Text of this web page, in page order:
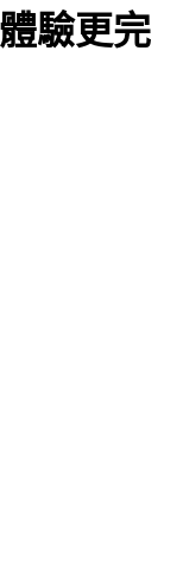
驗更完